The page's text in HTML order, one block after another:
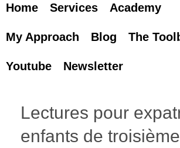
Home Services Academy
My Approach Blog The
Youtube Newsletter
Lectures pour
enfants de